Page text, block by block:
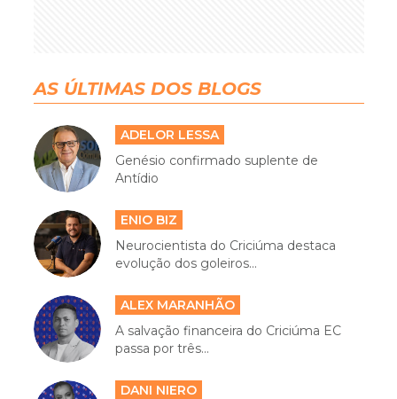
AS ÚLTIMAS DOS BLOGS
ADELOR LESSA
Genésio confirmado suplente de
Antídio
ENIO BIZ
Neurocientista do Criciúma destaca
evolução dos goleiros...
ALEX MARANHÃO
A salvação financeira do Criciúma EC
passa por três...
DANI NIERO